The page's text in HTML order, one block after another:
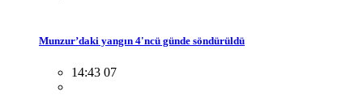
Munzur’daki yangın 4'ncü günde söndürüldü
14:43 07